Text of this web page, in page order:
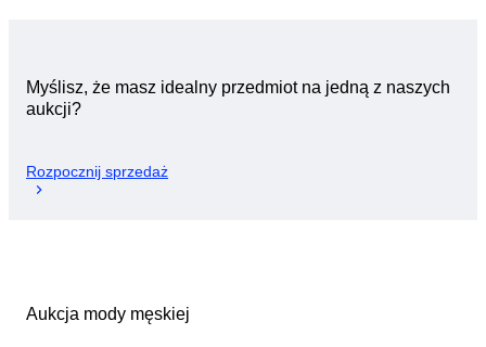
Myślisz, że masz idealny przedmiot na jedną z naszych
aukcji?
Rozpocznij sprzedaż
Aukcja mody męskiej